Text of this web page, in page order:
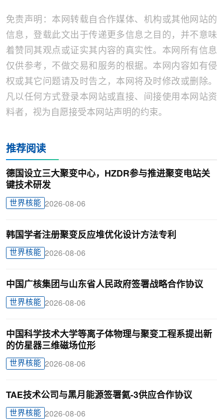
免责声明：本网转载自合作媒体、机构或其他网站的
信息，登载此文出于传递更多信息之目的，并不意味
着赞同其观点或证实其内容的真实性。本网所有信息
仅供参考，不做交易和服务的根据。本网内容如有侵
权或其它问题请及时告之，本网将及时修改或删除。
凡以任何方式登录本网站或直接、间接使用本网站资
料者，视为自愿接受本网站声明的约束。
推荐阅读
德国设立三大聚变中心，HZDR参与推进聚变电站关
键技术研发
世界核能 2026-08-06
韩国学者注册聚变反应堆优化设计方法专利
世界核能 2026-08-06
中国广核集团与山东省人民政府签署战略合作协议
世界核能 2026-08-06
中国科学技术大学等离子体物理与聚变工程系提出新
的仿星器三维磁场位形
世界核能 2026-08-06
TAE技术公司与黑月能源签署氦-3供应合作协议
世界核能 2026-08-06